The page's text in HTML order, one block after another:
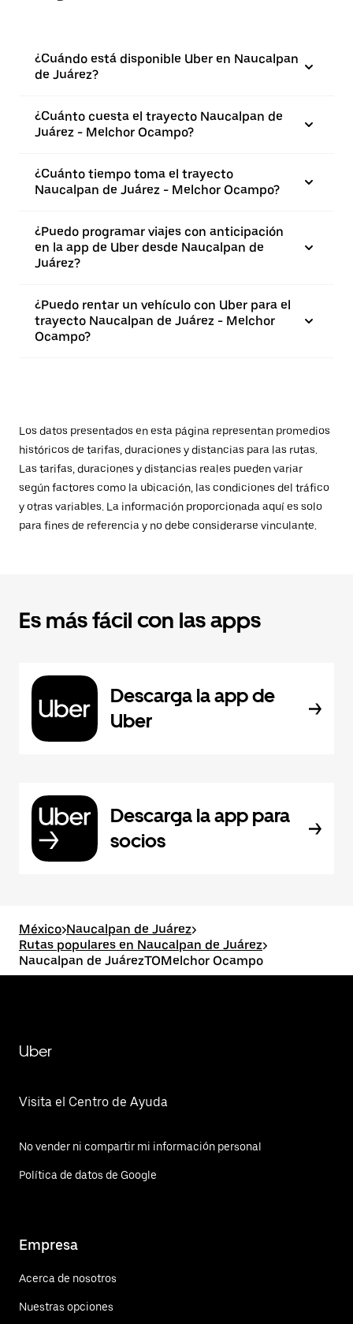
¿Cuándo está disponible Uber en Naucalpan
de Juárez?
¿Cuánto cuesta el trayecto Naucalpan de
Juárez - Melchor Ocampo?
¿Cuánto tiempo toma el trayecto
Naucalpan de Juárez - Melchor Ocampo?
¿Puedo programar viajes con anticipación
en la app de Uber desde Naucalpan de
Juárez?
¿Puedo rentar un vehículo con Uber para el
trayecto Naucalpan de Juárez - Melchor
Ocampo?
Los datos presentados en esta página representan promedios
históricos de tarifas, duraciones y distancias para las rutas.
Las tarifas, duraciones y distancias reales pueden variar
según factores como la ubicación, las condiciones del tráfico
y otras variables. La información proporcionada aquí es solo
para fines de referencia y no debe considerarse vinculante.
Es más fácil con las apps
Descarga la app de
Uber
Descarga la app para
socios
México>Naucalpan de Juárez>
Rutas populares en Naucalpan de Juárez>
Naucalpan de JuárezTOMelchor Ocampo
Uber
Visita el Centro de Ayuda
No vender ni compartir mi información personal
Política de datos de Google
Empresa
Acerca de nosotros
Nuestras opciones